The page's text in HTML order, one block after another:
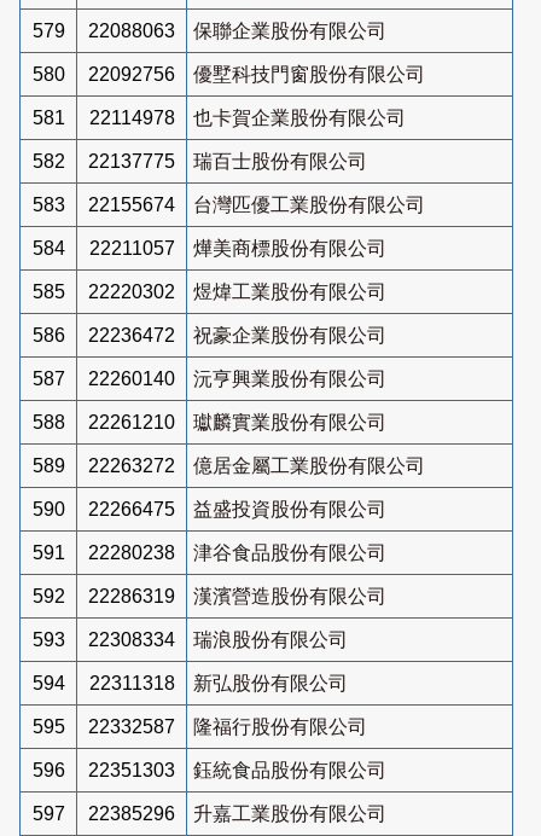
579 22088063 保聯企業股份有限公司
580 22092756 優墅科技門窗股份有限公司
581 22114978 也卡賀企業股份有限公司
582 22137775 瑞百士股份有限公司
583 22155674 台灣匹優工業股份有限公司
584 22211057 燁美商標股份有限公司
585 22220302 煜煒工業股份有限公司
586 22236472 祝豪企業股份有限公司
587 22260140 沅亨興業股份有限公司
588 22261210 瓛麟實業股份有限公司
589 22263272 億居金屬工業股份有限公司
590 22266475 益盛投資股份有限公司
591 22280238 津谷食品股份有限公司
592 22286319 漢濱營造股份有限公司
593 22308334 瑞浪股份有限公司
594 22311318 新弘股份有限公司
595 22332587 隆福行股份有限公司
596 22351303 鈺統食品股份有限公司
597 22385296 升嘉工業股份有限公司